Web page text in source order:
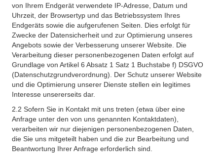
von Ihrem Endgerät verwendete IP-Adresse, Datum und
Uhrzeit, der Browsertyp und das Betriebssystem Ihres
Endgeräts sowie die aufgerufenen Seiten. Dies erfolgt für
Zwecke der Datensicherheit und zur Optimierung unseres
Angebots sowie der Verbesserung unserer Website. Die
Verarbeitung dieser personenbezogenen Daten erfolgt auf
Grundlage von Artikel 6 Absatz 1 Satz 1 Buchstabe f) DSGVO
(Datenschutzgrundverordnung). Der Schutz unserer Website
und die Optimierung unserer Dienste stellen ein legitimes
Interesse unsererseits dar.
2.2 Sofern Sie in Kontakt mit uns treten (etwa über eine
Anfrage unter den von uns genannten Kontaktdaten),
verarbeiten wir nur diejenigen personenbezogenen Daten,
die Sie uns mitgeteilt haben und die zur Bearbeitung und
Beantwortung Ihrer Anfrage erforderlich sind.